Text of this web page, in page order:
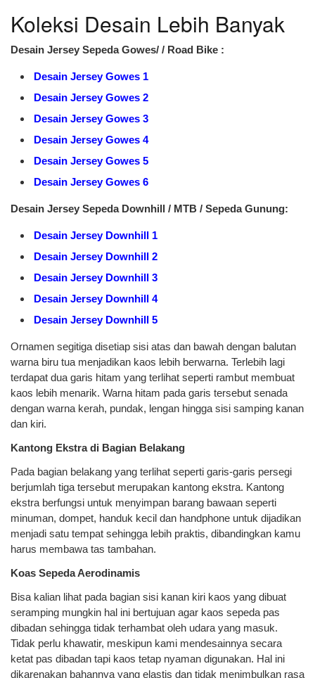
Koleksi Desain Lebih Banyak
Desain Jersey Sepeda Gowes/ / Road Bike :
Desain Jersey Gowes 1
Desain Jersey Gowes 2
Desain Jersey Gowes 3
Desain Jersey Gowes 4
Desain Jersey Gowes 5
Desain Jersey Gowes 6
Desain Jersey Sepeda Downhill / MTB / Sepeda Gunung:
Desain Jersey Downhill 1
Desain Jersey Downhill 2
Desain Jersey Downhill 3
Desain Jersey Downhill 4
Desain Jersey Downhill 5
Ornamen segitiga disetiap sisi atas dan bawah dengan balutan
warna biru tua menjadikan kaos lebih berwarna. Terlebih lagi
terdapat dua garis hitam yang terlihat seperti rambut membuat
kaos lebih menarik. Warna hitam pada garis tersebut senada
dengan warna kerah, pundak, lengan hingga sisi samping kanan
dan kiri.
Kantong Ekstra di Bagian Belakang
Pada bagian belakang yang terlihat seperti garis-garis persegi
berjumlah tiga tersebut merupakan kantong ekstra. Kantong
ekstra berfungsi untuk menyimpan barang bawaan seperti
minuman, dompet, handuk kecil dan handphone untuk dijadikan
menjadi satu tempat sehingga lebih praktis, dibandingkan kamu
harus membawa tas tambahan.
Koas Sepeda Aerodinamis
Bisa kalian lihat pada bagian sisi kanan kiri kaos yang dibuat
seramping mungkin hal ini bertujuan agar kaos sepeda pas
dibadan sehingga tidak terhambat oleh udara yang masuk.
Tidak perlu khawatir, meskipun kami mendesainnya secara
ketat pas dibadan tapi kaos tetap nyaman digunakan. Hal ini
dikarenakan bahannya yang elastis dan tidak menimbulkan rasa